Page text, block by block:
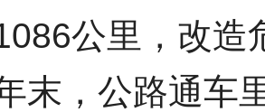
公里，改造
末，公路通车